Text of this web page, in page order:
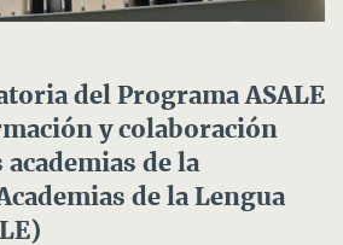
del Programa ASALE
y colaboración
de la
de la Lengua